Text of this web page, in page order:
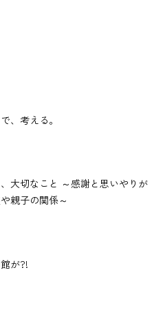
、考える。
大切なこと ～感謝と思いやりが
親子の関係～
が?!